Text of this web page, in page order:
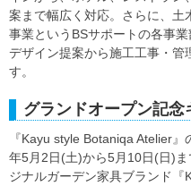
案まで幅広く対応。さらに、
事業というBSサポートの各事
デザイン提案から施工工事・管
す。
グランドオープン記念
『Kayu style Botaniqa Atelier
年5月2日(土)から5月10日(日)
ジナルガーデン家具ブランド